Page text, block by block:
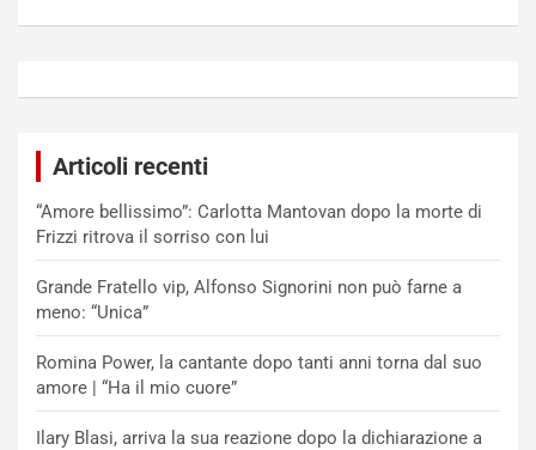
Articoli recenti
“Amore bellissimo”: Carlotta Mantovan dopo la morte di
Frizzi ritrova il sorriso con lui
Grande Fratello vip, Alfonso Signorini non può farne a
meno: “Unica”
Romina Power, la cantante dopo tanti anni torna dal suo
amore | “Ha il mio cuore”
Ilary Blasi, arriva la sua reazione dopo la dichiarazione a